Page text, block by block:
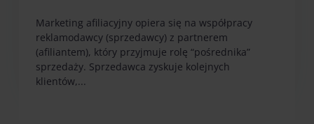
Marketing afiliacyjny opiera się na współpracy
reklamodawcy (sprzedawcy) z partnerem
(afiliantem), który przyjmuje rolę “pośrednika”
sprzedaży. Sprzedawca zyskuje kolejnych
klientów,...